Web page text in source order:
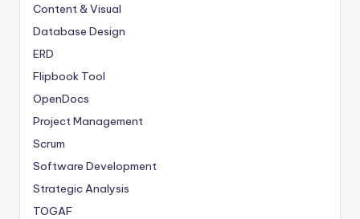
Content & Visual
Database Design
ERD
Flipbook Tool
OpenDocs
Project Management
Scrum
Software Development
Strategic Analysis
TOGAF